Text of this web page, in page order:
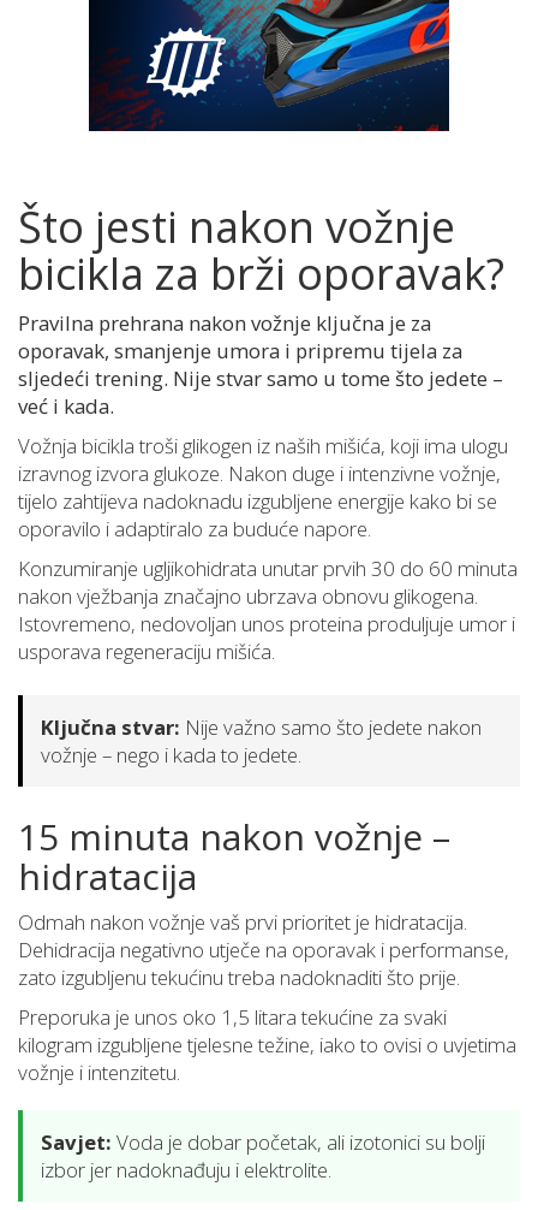
Što jesti nakon vožnje
bicikla za brži oporavak?
Pravilna prehrana nakon vožnje ključna je za
oporavak, smanjenje umora i pripremu tijela za
sljedeći trening. Nije stvar samo u tome što jedete –
već i kada.
Vožnja bicikla troši glikogen iz naših mišića, koji ima ulogu
izravnog izvora glukoze. Nakon duge i intenzivne vožnje,
tijelo zahtijeva nadoknadu izgubljene energije kako bi se
oporavilo i adaptiralo za buduće napore.
Konzumiranje ugljikohidrata unutar prvih 30 do 60 minuta
nakon vježbanja značajno ubrzava obnovu glikogena.
Istovremeno, nedovoljan unos proteina produljuje umor i
usporava regeneraciju mišića.
Ključna stvar: Nije važno samo što jedete nakon
vožnje – nego i kada to jedete.
15 minuta nakon vožnje –
hidratacija
Odmah nakon vožnje vaš prvi prioritet je hidratacija.
Dehidracija negativno utječe na oporavak i performanse,
zato izgubljenu tekućinu treba nadoknaditi što prije.
Preporuka je unos oko 1,5 litara tekućine za svaki
kilogram izgubljene tjelesne težine, iako to ovisi o uvjetima
vožnje i intenzitetu.
Savjet: Voda je dobar početak, ali izotonici su bolji
izbor jer nadoknađuju i elektrolite.